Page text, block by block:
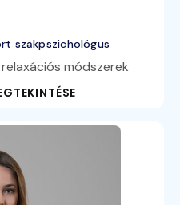
szakpszichológus
módszerek